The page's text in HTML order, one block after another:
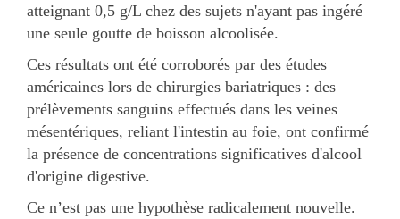
atteignant 0,5 g/L chez des sujets n'ayant pas ingéré
une seule goutte de boisson alcoolisée.
Ces résultats ont été corroborés par des études
américaines lors de chirurgies bariatriques : des
prélèvements sanguins effectués dans les veines
mésentériques, reliant l'intestin au foie, ont confirmé
la présence de concentrations significatives d'alcool
d'origine digestive.
Ce n’est pas une hypothèse radicalement nouvelle.